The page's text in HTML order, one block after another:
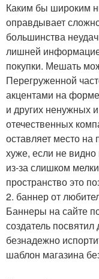
Каким бы широким
оправдывает
большинства
лишней
покупки. Мешать
Перегруженной
акцентами на форме
и других ненужных
отечественных
оставляет место
хуже, если не видно
из-за слишком
пространство это
2. баннер от
Баннеры на сайте
создатель
безнадежно
шаблон магазина